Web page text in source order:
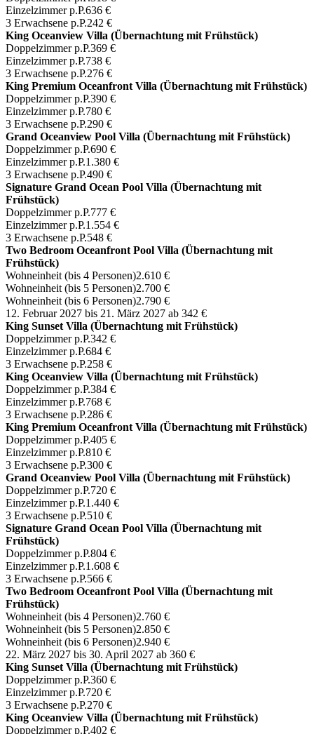
Einzelzimmer p.P.636 €
3 Erwachsene p.P.242 €
King Oceanview Villa (Übernachtung mit Frühstück)
Doppelzimmer p.P.369 €
Einzelzimmer p.P.738 €
3 Erwachsene p.P.276 €
King Premium Oceanfront Villa (Übernachtung mit Frühstück)
Doppelzimmer p.P.390 €
Einzelzimmer p.P.780 €
3 Erwachsene p.P.290 €
Grand Oceanview Pool Villa (Übernachtung mit Frühstück)
Doppelzimmer p.P.690 €
Einzelzimmer p.P.1.380 €
3 Erwachsene p.P.490 €
Signature Grand Ocean Pool Villa (Übernachtung mit
Frühstück)
Doppelzimmer p.P.777 €
Einzelzimmer p.P.1.554 €
3 Erwachsene p.P.548 €
Two Bedroom Oceanfront Pool Villa (Übernachtung mit
Frühstück)
Wohneinheit (bis 4 Personen)2.610 €
Wohneinheit (bis 5 Personen)2.700 €
Wohneinheit (bis 6 Personen)2.790 €
12. Februar 2027 bis 21. März 2027 ab 342 €
King Sunset Villa (Übernachtung mit Frühstück)
Doppelzimmer p.P.342 €
Einzelzimmer p.P.684 €
3 Erwachsene p.P.258 €
King Oceanview Villa (Übernachtung mit Frühstück)
Doppelzimmer p.P.384 €
Einzelzimmer p.P.768 €
3 Erwachsene p.P.286 €
King Premium Oceanfront Villa (Übernachtung mit Frühstück)
Doppelzimmer p.P.405 €
Einzelzimmer p.P.810 €
3 Erwachsene p.P.300 €
Grand Oceanview Pool Villa (Übernachtung mit Frühstück)
Doppelzimmer p.P.720 €
Einzelzimmer p.P.1.440 €
3 Erwachsene p.P.510 €
Signature Grand Ocean Pool Villa (Übernachtung mit
Frühstück)
Doppelzimmer p.P.804 €
Einzelzimmer p.P.1.608 €
3 Erwachsene p.P.566 €
Two Bedroom Oceanfront Pool Villa (Übernachtung mit
Frühstück)
Wohneinheit (bis 4 Personen)2.760 €
Wohneinheit (bis 5 Personen)2.850 €
Wohneinheit (bis 6 Personen)2.940 €
22. März 2027 bis 30. April 2027 ab 360 €
King Sunset Villa (Übernachtung mit Frühstück)
Doppelzimmer p.P.360 €
Einzelzimmer p.P.720 €
3 Erwachsene p.P.270 €
King Oceanview Villa (Übernachtung mit Frühstück)
Doppelzimmer p.P.402 €